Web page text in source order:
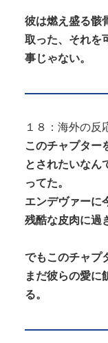
彼は燃え盛る骸
取った、それを
事じゃない。
１８：海外の反
このチャプター
とされたいなん
ってた。
エンデヴァーに
残酷な皮肉に過
でもこのチャプ
まだ彼らの愛に
る。